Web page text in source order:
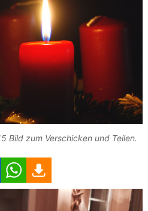
Bild zum Verschicken und Teilen.